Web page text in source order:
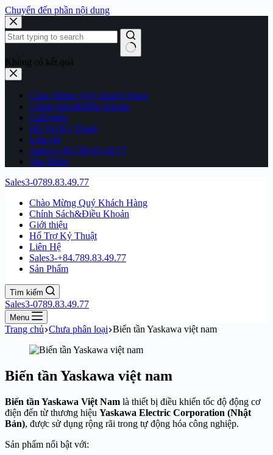
Chuyển đến phần nội dung
Không có kết quả
Chào Mừng Quý Khách Hàng
Chính Sách&Điều Khoản
Giới thiệu
Hổ Trợ Kỷ Thuật
Liên Hệ
Sales3-+84.789.83.49.77
Sản Phẩm
Sales3-0789.83.49.77
Chào Mừng Quý Khách Hàng
Chính Sách&Điều Khoản
Giới thiệu
Hổ Trợ Kỷ Thuật
Liên Hệ
Sales3-+84.789.83.49.77
Sản Phẩm
Tìm kiếm
Sales3-0789.83.49.77
Menu
Trang chủ Chưa phân loại Biến tần Yaskawa việt nam
Biến tần Yaskawa việt nam
Biến tần Yaskawa Việt Nam là thiết bị điều khiển tốc độ động cơ
điện đến từ thương hiệu Yaskawa Electric Corporation (Nhật
Bản), được sử dụng rộng rãi trong tự động hóa công nghiệp.
Sản phẩm nổi bật với: